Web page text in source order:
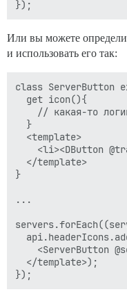
Или вы можете
и использовать его так:
class ServerButton
  get icon(){
// какая-то
  }
  <template>
<li><DButton
  </template>
}
...
<ServerButton
  </template>);